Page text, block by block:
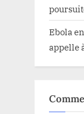
Ebola
appelle